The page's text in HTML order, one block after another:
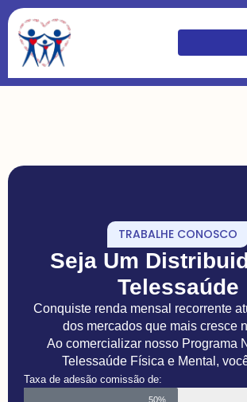
TRABALHE CONOSCO
Seja Um
Telessaúde
Conquiste renda mensal recorrente
dos mercados que mais cresce
Ao comercializar nosso Programa
Telessaúde Física e Mental,
Taxa de adesão comissão de:
50%